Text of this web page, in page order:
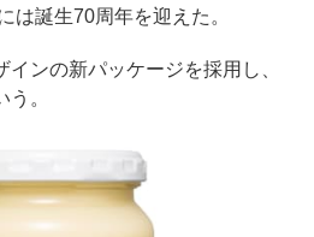
は誕生70周年を迎えた。
インの新パッケージを採用し、
。